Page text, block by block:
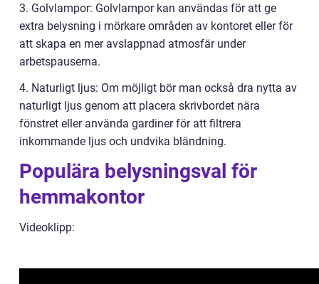
3. Golvlampor: Golvlampor kan användas för att ge
extra belysning i mörkare områden av kontoret eller för
att skapa en mer avslappnad atmosfär under
arbetspauserna.
4. Naturligt ljus: Om möjligt bör man också dra nytta av
naturligt ljus genom att placera skrivbordet nära
fönstret eller använda gardiner för att filtrera
inkommande ljus och undvika bländning.
Populära belysningsval för
hemmakontor
Videoklipp: